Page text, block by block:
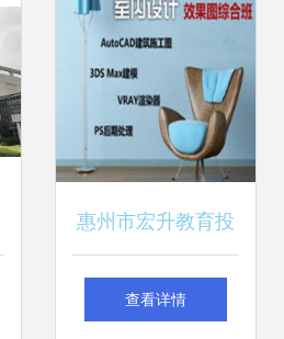
惠州市宏升教育投
资管理有限责任公
查看详情